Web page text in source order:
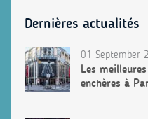
Dernières actualités
01 September
Les
enchères à